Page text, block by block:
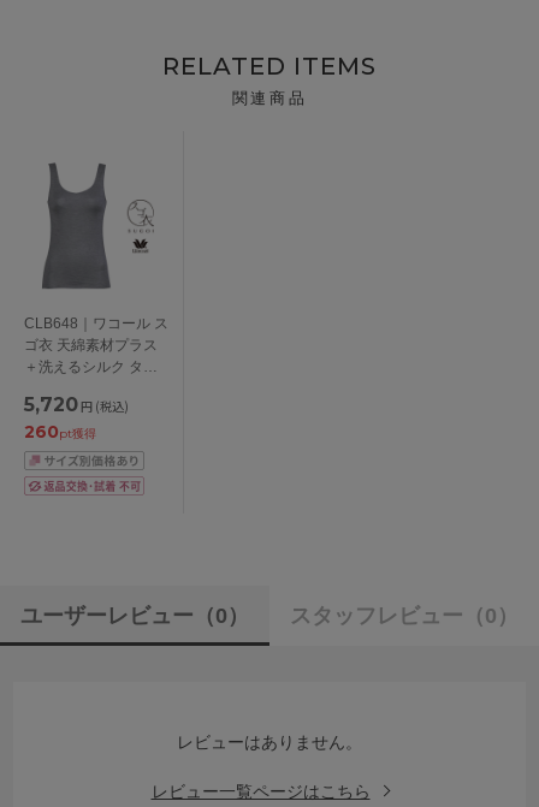
RELATED ITEMS
関連商品
CLB648｜ワコール ス
ゴ衣 天綿素材プラス
＋洗えるシルク タン
5,720 円 (税込)
260pt獲得
ユーザーレビュー （0） スタッフレビュー （0）
レビューはありません。
レビュー一覧ページはこちら